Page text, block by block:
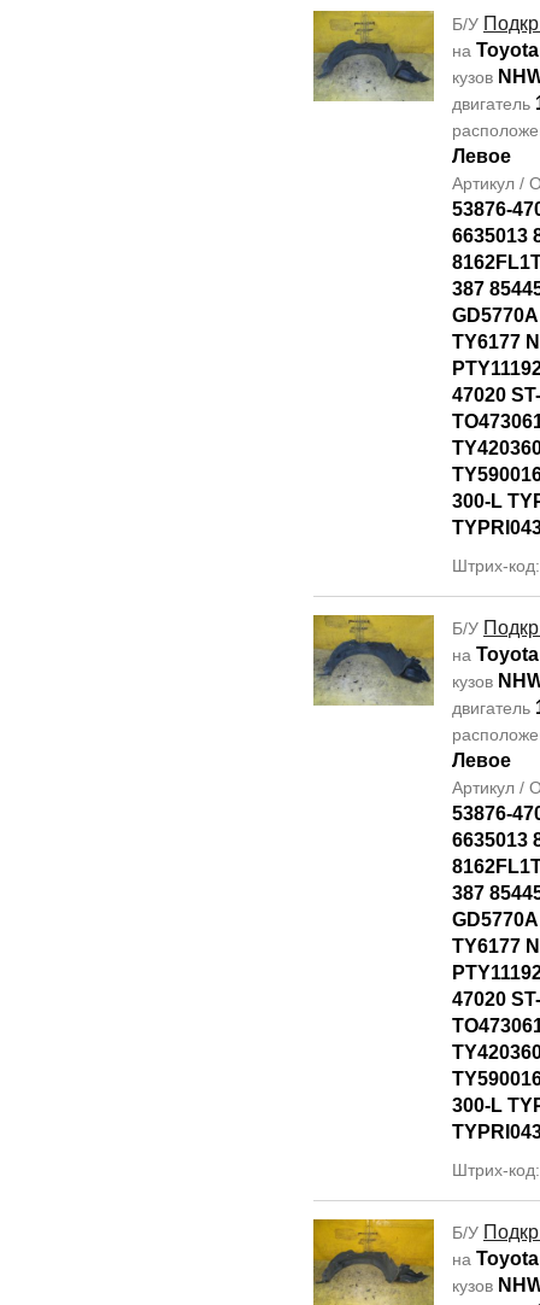
Б/У
на
кузов
двигатель
Левое
Артикул /
53876-
6635013
387
TY6177
47020
300-L
Штрих-
Б/У
на
кузов
двигатель
Левое
Артикул /
53876-
6635013
387
TY6177
47020
300-L
Штрих-
Б/У
на
кузов